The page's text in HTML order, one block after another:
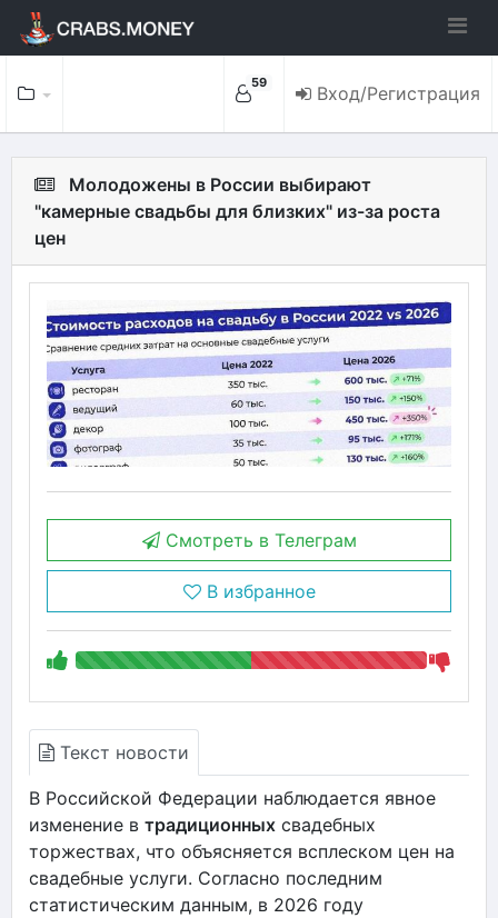
59 Вход/Регистрация
Молодожены в России выбирают
"камерные свадьбы для близких" из-за роста
цен
Смотреть в Телеграм
В избранное
Текст новости
В Российской Федерации наблюдается явное
изменение в традиционных свадебных
торжествах, что объясняется всплеском цен на
свадебные услуги. Согласно последним
статистическим данным, в 2026 году